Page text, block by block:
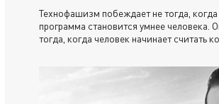
Технофашизм побеждает не тогда,
программа становится умнее человека.
тогда, когда человек начинает считать